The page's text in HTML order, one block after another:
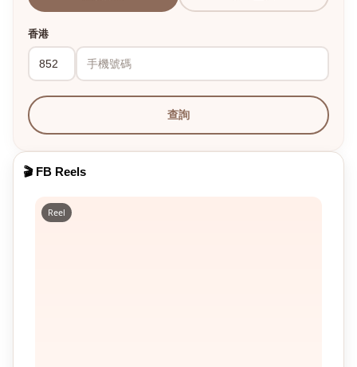
香港
查詢
🎬 FB Reels
Reel